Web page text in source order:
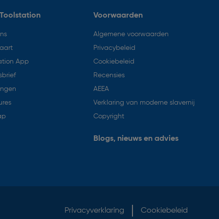
App
Voorwaarden
Algemene voorwaarden
Privacybeleid
Cookiebeleid
Recensies
AEEA
Verklaring van moderne slavernij
Copyright
Blogs, nieuws en advies
Privacyverklaring Cookiebeleid